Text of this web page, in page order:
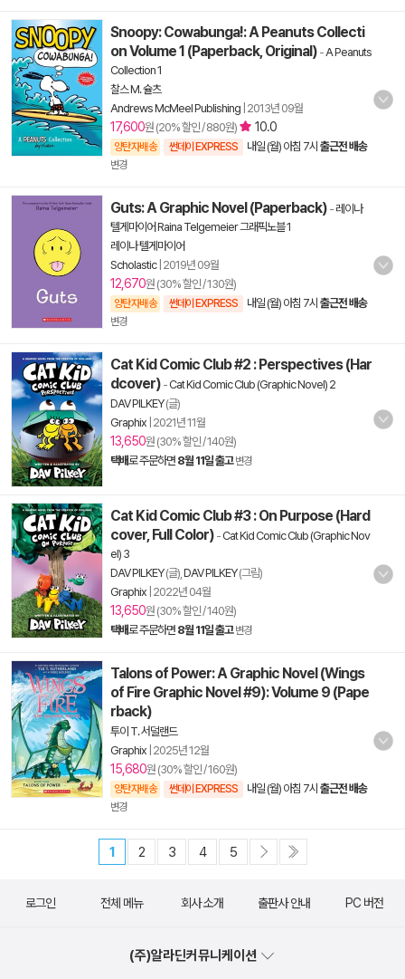
Snoopy: Cowabunga!: A Peanuts Collecti
on Volume 1 (Paperback, Original) -A Peanuts
Collection 1
찰스 M. 슐츠
Andrews McMeel Publishing 2013년 09월
17,600원 (20% 할인 / 880원) 10.0
양탄자배송 썬데이 EXPRESS 내일 (월) 아침 7시 출근전 배송
변경
Guts: A Graphic Novel (Paperback) - 레이나
텔게마이어 Raina Telgemeier 그래픽노블 1
레이나 텔게마이어
Scholastic| 2019년 09월
12,670원 (30% 할인 / 130원)
양탄자배송 썬데이 EXPRESS 내일 (월) 아침 7시 출근전 배송
변경
Cat Kid Comic Club #2 : Perspectives (Har
dcover) -Cat Kid Comic Club (Graphic Novel) 2
DAV PILKEY(글)
Graphix 2021년 11월
13,650원 (30% 할인 / 140원)
택배로 주문하면 8월 11일 출고 변경
Cat Kid Comic Club #3 : On Purpose (Hard
cover, Full Color) -Cat Kid Comic Club (Graphic Nov
el) 3
DAV PILKEY(글), DAV PILKEY(그림)
Graphix 2022년 04월
13,650원 (30% 할인 / 140원)
택배로 주문하면 8월 11일 출고 변경
Talons of Power: A Graphic Novel (Wings
of Fire Graphic Novel #9): Volume 9 (Pape
rback)
투이 T. 서덜랜드
Graphix 2025년 12월
15,680원 (30% 할인 / 160원)
양탄자배송 썬데이 EXPRESS 내일 (월) 아침 7시 출근전 배송
변경
1 2 3 4 5
로그인 전체 메뉴 회사 소개 출판사 안내 PC 버전
(주)알라딘커뮤니케이션